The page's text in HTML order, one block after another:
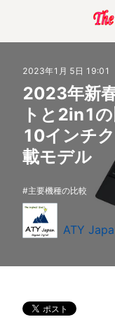
2023年1月 5日 19:01
2023年新
トと2in1
10インチ
載モデル
主要機種の比較
ATY